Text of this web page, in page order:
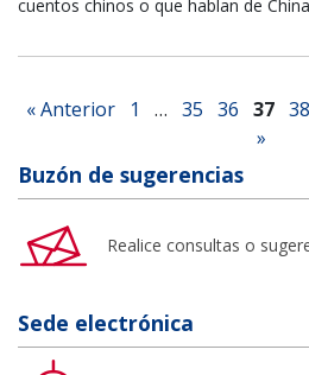
cuentos chinos o que hablan de
« Anterior 1 … 35 36 37 38
»
Buzón de sugerencias
Realice consultas o
Sede electrónica